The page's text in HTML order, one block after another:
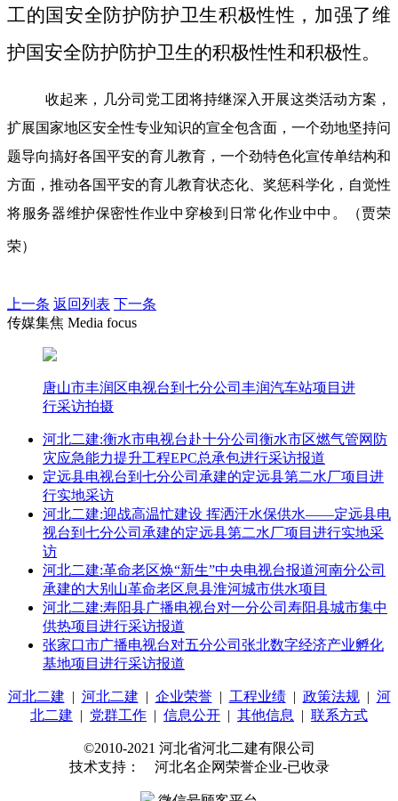
工的国安全防护防护卫生积极性性，加强了维
护国安全防护防护卫生的积极性性和积极性。
收起来，几分司党工团将持继深入开展这类活动方案，
扩展国家地区安全性专业知识的宣全包含面，一个劲地坚持问
题导向搞好各国平安的育儿教育，一个劲特色化宣传单结构和
方面，推动各国平安的育儿教育状态化、奖惩科学化，自觉性
将服务器维护保密性作业中穿梭到日常化作业中中。（贾荣
荣）
上一条 返回列表 下一条
传媒集焦 Media focus
唐山市丰润区电视台到七分公司丰润汽车站项目进
行采访拍摄
河北二建:衡水市电视台赴十分公司衡水市区燃气管网防
灾应急能力提升工程EPC总承包进行采访报道
定远县电视台到七分公司承建的定远县第二水厂项目进
行实地采访
河北二建:迎战高温忙建设 挥洒汗水保供水——定远县电
视台到七分公司承建的定远县第二水厂项目进行实地采
访
河北二建:革命老区焕“新生”中央电视台报道河南分公司
承建的大别山革命老区息县淮河城市供水项目
河北二建:寿阳县广播电视台对一分公司寿阳县城市集中
供热项目进行采访报道
张家口市广播电视台对五分公司张北数字经济产业孵化
基地项目进行采访报道
河北二建 | 河北二建 | 企业荣誉| 工程业绩| 政策法规| 河
北二建 | 党群工作 | 信息公开 | 其他信息 | 联系方式
©2010-2021 河北省河北二建有限公司
技术支持： 河北名企网荣誉企业-已收录